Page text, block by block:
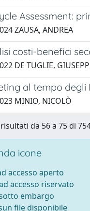
Assessment:
ZAUSA, ANDREA
costi-benefici
DE TUGLIE,
al tempo degli
MINIO, NICOLÒ
da 56 a 75 di
icone
accesso aperto
accesso riservato
embargo
file disponibile